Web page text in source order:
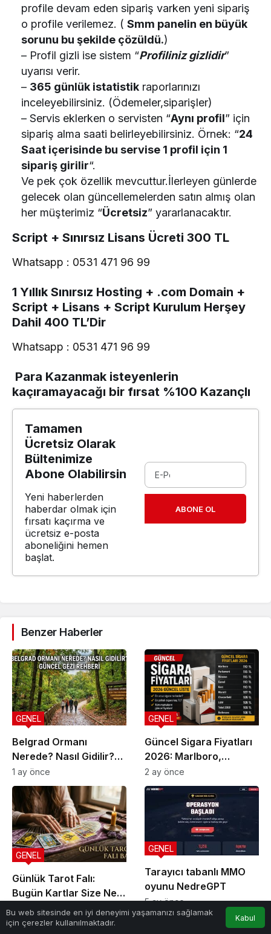
profile devam eden sipariş varken yeni sipariş
o profile verilemez. (Smm panelin en büyük
sorunu bu şekilde çözüldü.)
– Profil gizli ise sistem “Profiliniz gizlidir”
uyarısı verir.
– 365 günlük istatistik raporlarınızı
inceleyebilirsiniz. (Ödemeler,siparişler)
– Servis eklerken o servisten “Aynı profil” için
sipariş alma saati belirleyebilirsiniz. Örnek: “24
Saat içerisinde bu servise 1 profil için 1
sipariş girilir“.
Ve pek çok özellik mevcuttur.İlerleyen günlerde
gelecek olan güncellemelerden satın almış olan
her müşterimiz “Ücretsiz” yararlanacaktır.
Script + Sınırsız Lisans Ücreti 300 TL
Whatsapp : 0531 471 96 99
1 Yıllık Sınırsız Hosting + .com Domain +
Script + Lisans + Script Kurulum Herşey
Dahil 400 TL’Dir
Whatsapp : 0531 471 96 99
Para Kazanmak isteyenlerin
kaçıramayacağı bir fırsat %100 Kazançlı
Tamamen
Ücretsiz Olarak
Bültenimize
Abone Olabilirsin
Yeni haberlerden
haberdar olmak için
fırsatı kaçırma ve
ücretsiz e-posta
aboneliğini hemen
başlat.
ABONE OL
Benzer Haberler
Belgrad Ormanı
Nerede? Nasıl Gidilir?
Güncel Gezi Rehberi
GENEL
1 ay önce
Güncel Sigara Fiyatları
2026: Marlboro,
Parliament, Winston,
Camel ve Tüm Sigara
Markalarının Zamlı Fiyat
Listesi
GENEL
2 ay önce
Günlük Tarot Falı:
Bugün Kartlar Size Ne
Söylüyor?
GENEL
2 ay önce
Tarayıcı tabanlı MMO
oyunu NedreGPT
GENEL
5 ay önce
Bu web sitesinde en iyi deneyimi yaşamanızı sağlamak
için çerezler kullanılmaktadır.
Kabul
Anasayfa Akış Bildirimler
0